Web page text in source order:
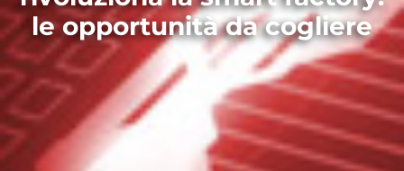
le opportunità da cogliere